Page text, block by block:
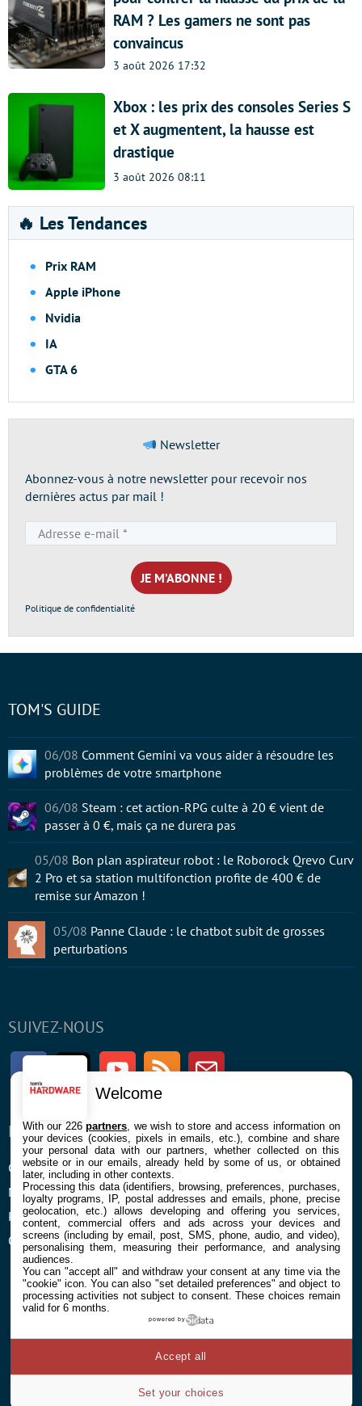
RAM ? Les gamers ne sont pas
convaincus
3 août 2026 17:32
Xbox : les prix des consoles Series S
et X augmentent, la hausse est
drastique
3 août 2026 08:11
🔥 Les Tendances
Prix RAM
Apple iPhone
Nvidia
IA
GTA 6
Newsletter
Abonnez-vous à notre newsletter pour recevoir nos
dernières actus par mail !
e-
mail
*
Politique de confidentialité
SUIVEZ-NOUS
FacebookTwitter Youtube RSS Newsletter
ENTREPRISE
Confidentialité et Cookies
Mentions légales et CGU
Préférences Cookies
Qui sommes nous
À PROPOS
Contact
TOM'S GUIDE
06/08 Comment Gemini va vous aider à résoudre les
problèmes de votre smartphone
06/08 Steam : cet action-RPG culte à 20 € vient de
passer à 0 €, mais ça ne durera pas
05/08 Bon plan aspirateur robot : le Roborock Qrevo Curv
2 Pro et sa station multifonction profite de 400 € de
remise sur Amazon !
05/08 Panne Claude : le chatbot subit de grosses
perturbations
Welcome
With our 226partners , we wish to store and access information on
your devices (cookies, pixels in emails, etc.), combine and share
your personal data with our partners, whether collected on this
website or in our emails, already held by some of us, or obtained
later, including in other contexts.
Processing this data (identifiers, browsing, preferences, purchases,
loyalty programs, IP, postal addresses and emails, phone, precise
geolocation, etc.) allows developing and offering you services,
content, commercial offers and ads across your devices and
screens (including by email, post, SMS, phone, audio, and video),
personalising them, measuring their performance, and analysing
audiences.
You can "accept all" and withdraw your consent at any time via the
"cookie" icon. You can also "set detailed preferences" and object to
processing activities not subject to consent. These choices remain
valid for 6 months.
powered by
Set your choices
Accept all